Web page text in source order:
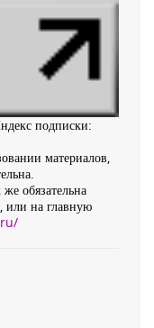
подписки:
материалов,
обязательна
или на главную